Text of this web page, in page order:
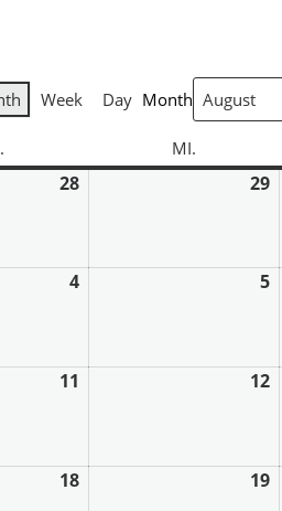
Week Day Month
MI.
28 29
4 5
11 12
18 19